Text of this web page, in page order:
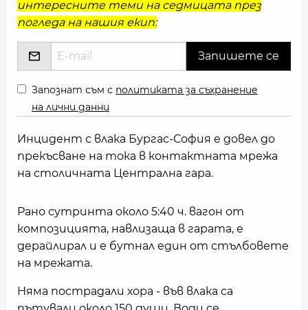
интересните теми на седмицата през
погледа на нашия екип:
Запознат съм с политиката за съхранение
на лични данни
Инцидент с влака Бургас-София е довел до
прекъсване на тока в контактната мрежа
на столичната Централна гара.
Рано сутринта около 5:40 ч. вагон от
композицията, навлизаща в гарата, е
дерайлирал и е бутнал един от стълбовете
на мрежата.
Няма пострадали хора - във влака са